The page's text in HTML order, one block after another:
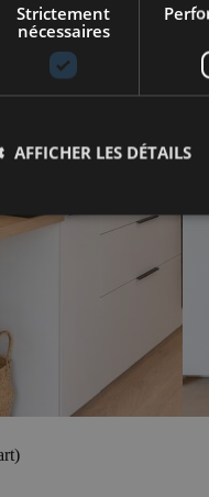
Strictement
nécessaires
AFFICHER LES DÉTAILS